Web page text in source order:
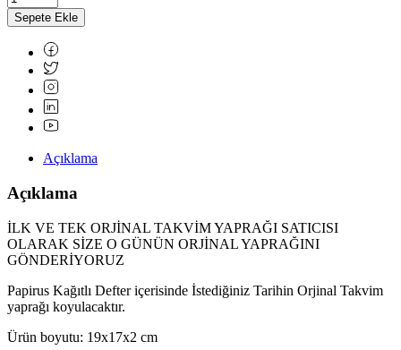
Sepete Ekle
Açıklama
Açıklama
İLK VE TEK ORJİNAL TAKVİM YAPRAĞI SATICISI
OLARAK SİZE O GÜNÜN ORJİNAL YAPRAĞINI
GÖNDERİYORUZ
Papirus Kağıtlı Defter içerisinde İstediğiniz Tarihin Orjinal Takvim
yaprağı koyulacaktır.
Ürün boyutu: 19x17x2 cm